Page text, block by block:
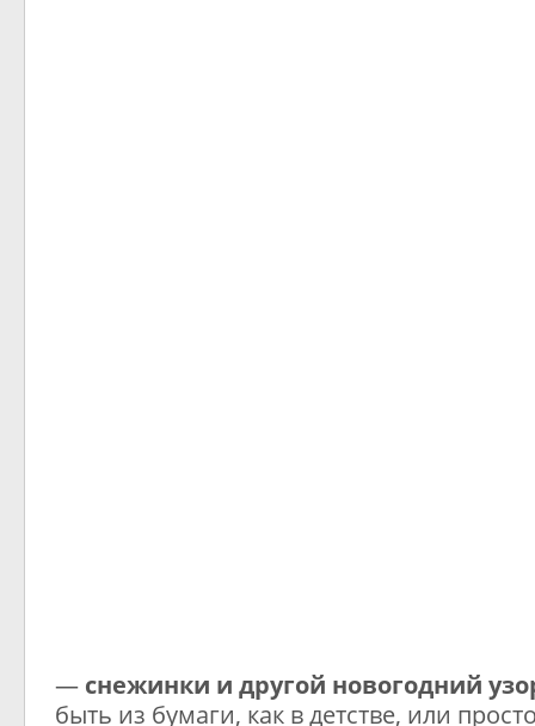
— снежинки и другой новогодний
быть из бумаги, как в детстве, или